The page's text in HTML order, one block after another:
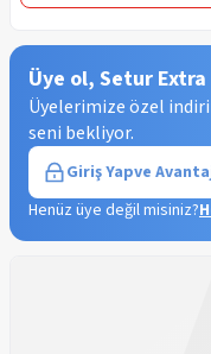
Üye ol, Setur
Üyelerimize özel
seni bekliyor.
Giriş Yapve
Henüz üye değil misiniz?